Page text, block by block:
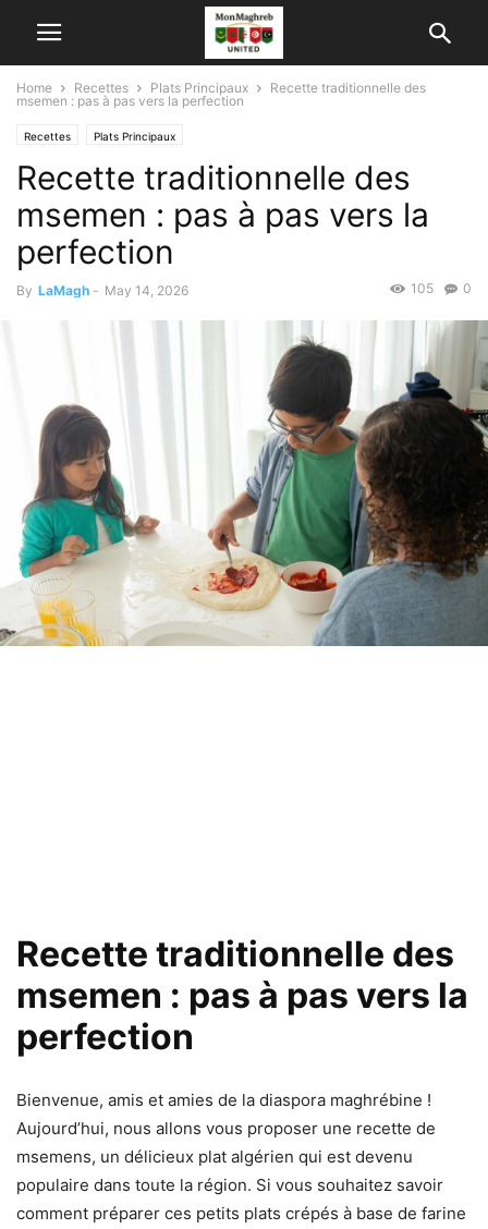
Home Recettes Plats Principaux
Recette traditionnelle des
msemen : pas à pas vers la perfection
Recettes Plats Principaux
Recette traditionnelle des
msemen : pas à pas vers la
perfection
By LaMagh - May 14, 2026 0
105
Recette traditionnelle des
msemen : pas à pas vers la
perfection
Bienvenue, amis et amies de la diaspora maghrébine !
Aujourd’hui, nous allons vous proposer une recette de
msemens, un délicieux plat algérien qui est devenu
populaire dans toute la région. Si vous souhaitez savoir
comment préparer ces petits plats crépés à base de farine